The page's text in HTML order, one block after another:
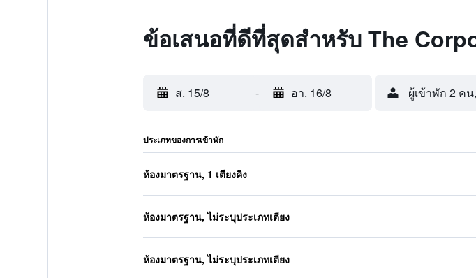
ข้อเสนอที่ดีที่สุดสำหรับ The
ส. 15/8 - อา. 16/8 ผู้เข้าพัก 2 คน
ประเภทของการเข้าพัก
ห้องมาตรฐาน, 1 เตียงคิง
ห้องมาตรฐาน, ไม่ระบุประเภทเตียง
ห้องมาตรฐาน, ไม่ระบุประเภทเตียง